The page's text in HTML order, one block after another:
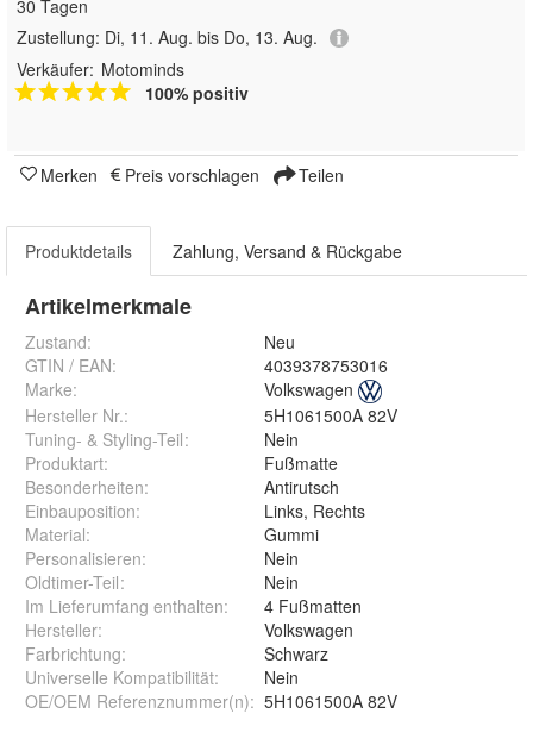
30 Tagen
Zustellung: Di, 11. Aug. bis Do, 13. Aug.
Verkäufer: Motominds
100% positiv
Merken Preis vorschlagen Teilen
Produktdetails Zahlung, Versand & Rückgabe
Artikelmerkmale
Zustand:
Neu
GTIN / EAN:
4039378753016
Marke:
Volkswagen
Hersteller Nr.:
5H1061500A 82V
Tuning- & Styling-Teil:
Nein
Produktart:
Fußmatte
Besonderheiten:
Antirutsch
Einbauposition:
Links, Rechts
Material:
Gummi
Personalisieren:
Nein
Oldtimer-Teil:
Nein
Im Lieferumfang enthalten:
4 Fußmatten
Hersteller:
Volkswagen
Farbrichtung:
Schwarz
Universelle Kompatibilität:
Nein
OE/OEM Referenznummer(n): 5H1061500A 82V